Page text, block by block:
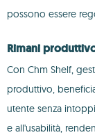
possono essere
Rimani
Con Chm Shelf,
produttivo,
utente senza
e all'usabilità,